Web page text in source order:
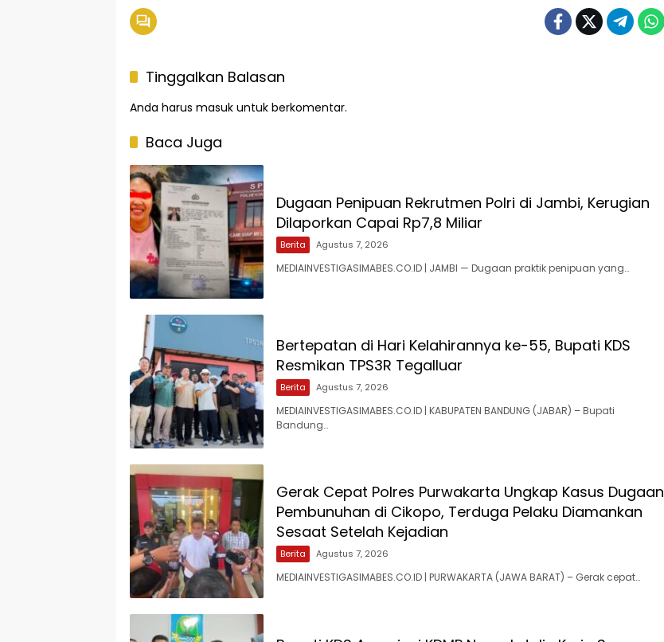
Tinggalkan Balasan
Anda harus masuk untuk berkomentar.
Baca Juga
Dugaan Penipuan Rekrutmen Polri di Jambi, Kerugian
Dilaporkan Capai Rp7,8 Miliar
Berita Agustus 7, 2026
MEDIAINVESTIGASIMABES.CO.ID | JAMBI — Dugaan praktik penipuan yang…
Bertepatan di Hari Kelahirannya ke-55, Bupati KDS
Resmikan TPS3R Tegalluar
Berita Agustus 7, 2026
MEDIAINVESTIGASIMABES.CO.ID | KABUPATEN BANDUNG (JABAR) – Bupati
Bandung…
Gerak Cepat Polres Purwakarta Ungkap Kasus Dugaan
Pembunuhan di Cikopo, Terduga Pelaku Diamankan
Sesaat Setelah Kejadian
Berita Agustus 7, 2026
MEDIAINVESTIGASIMABES.CO.ID | PURWAKARTA (JAWA BARAT) – Gerak cepat…